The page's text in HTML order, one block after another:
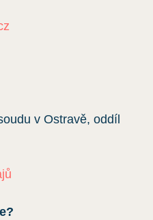
v Ostravě, oddíl